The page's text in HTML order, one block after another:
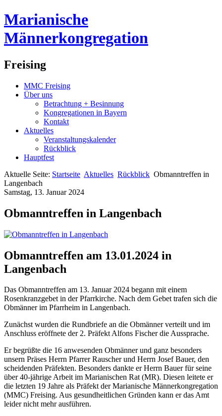
Marianische
Männerkongregation
Freising
MMC Freising
Über uns
Betrachtung + Besinnung
Kongregationen in Bayern
Kontakt
Aktuelles
Veranstaltungskalender
Rückblick
Hauptfest
Aktuelle Seite: Startseite Aktuelles Rückblick Obmanntreffen in
Langenbach
Samstag, 13. Januar 2024
Obmanntreffen in Langenbach
Obmanntreffen am 13.01.2024 in
Langenbach
Das Obmanntreffen am 13. Januar 2024 begann mit einem
Rosenkranzgebet in der Pfarrkirche. Nach dem Gebet trafen sich die
Obmänner im Pfarrheim in Langenbach.
Zunächst wurden die Rundbriefe an die Obmänner verteilt und im
Anschluss eröffnete der 2. Präfekt Alfons Fischer die Aussprache.
Er begrüßte die 16 anwesenden Obmänner und ganz besonders
unsern Präses Herrn Pfarrer Rauscher und Herrn Josef Bauer, den
scheidenden Präfekten. Besonders dankte er Herrn Bauer für seine
über 40-jährige Arbeit im Marianischen Rat (MR). Diesen leitete er
die letzten 19 Jahre als Präfekt der Marianische Männerkongregation
(MMC) Freising. Aus gesundheitlichen Gründen kann er das Amt
leider nicht mehr ausführen.